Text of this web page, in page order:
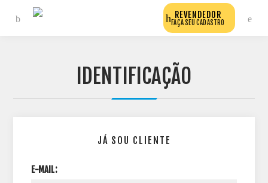
REVENDEDOR
FAÇA SEU CADASTRO
IDENTIFICAÇÃO
JÁ SOU CLIENTE
E-MAIL: